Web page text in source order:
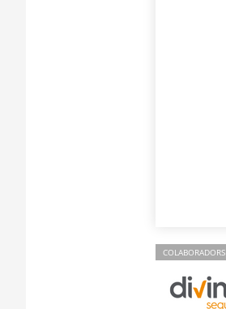
COLABORADORS